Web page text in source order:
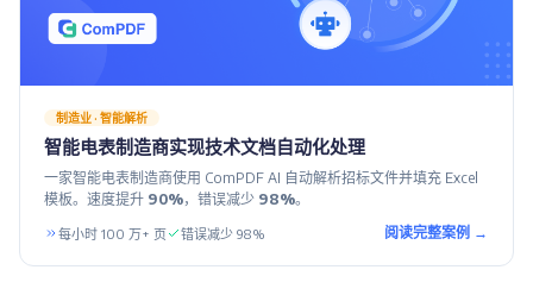
制造业 · 智能解析
智能电表制造商实现技术文档自动化处理
一家智能电表制造商使用 ComPDF AI 自动解析招标文件并填充 Excel
模板。速度提升 90%，错误减少 98%。
每小时 100 万+ 页 错误减少 98% 阅读完整案例 →